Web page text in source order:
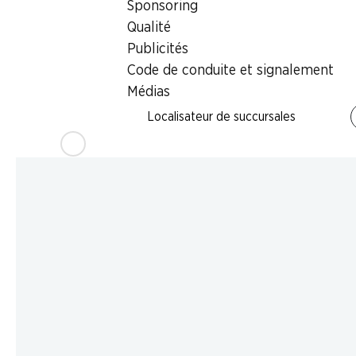
Sponsoring
Qualité
Publicités
Code de conduite et signalement
Médias
Localisateur de succursales